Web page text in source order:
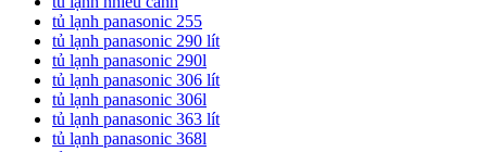
tủ lạnh panasonic 255
tủ lạnh panasonic 290 lít
tủ lạnh panasonic 290l
tủ lạnh panasonic 306 lít
tủ lạnh panasonic 306l
tủ lạnh panasonic 363 lít
tủ lạnh panasonic 368l